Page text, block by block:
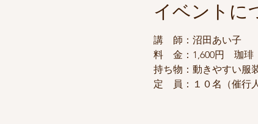
イベントに
講　師：沼田あい子
料　金：1,600円　珈
持ち物：動きやすい服
定　員：１０名（催行